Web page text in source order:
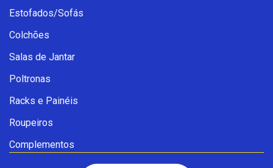
Estofados/Sofás
Colchões
Salas de Jantar
Poltronas
Racks e Painéis
Roupeiros
Complementos